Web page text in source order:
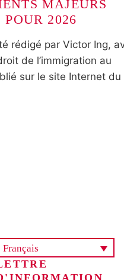
MAJEURS
POUR 2026
rédigé par Victor Ing,
de l’immigration au
sur le site Internet du
Français